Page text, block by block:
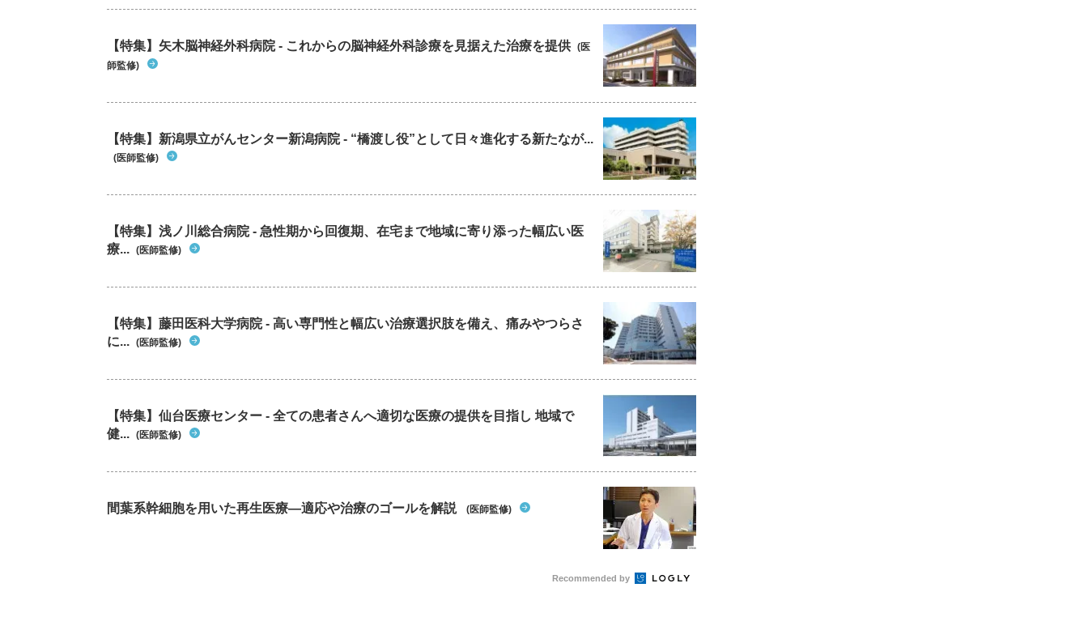
【特集】矢木脳神経外科病院 - これからの脳神経外科診療を見据えた治療を提供 (医
師監修)
【特集】新潟県立がんセンター新潟病院 - “橋渡し役”として日々進化する新たなが...
(医師監修)
【特集】浅ノ川総合病院 - 急性期から回復期、在宅まで地域に寄り添った幅広い医
療... (医師監修)
【特集】藤田医科大学病院 - 高い専門性と幅広い治療選択肢を備え、痛みやつらさ
に... (医師監修)
【特集】仙台医療センター - 全ての患者さんへ適切な医療の提供を目指し 地域で
健... (医師監修)
間葉系幹細胞を用いた再生医療―適応や治療のゴールを解説 (医師監修)
Recommended by